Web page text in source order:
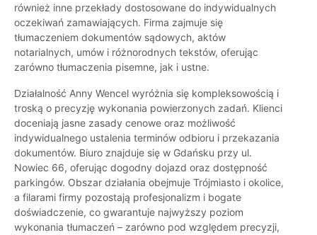
również inne przekłady dostosowane do indywidualnych
oczekiwań zamawiających. Firma zajmuje się
tłumaczeniem dokumentów sądowych, aktów
notarialnych, umów i różnorodnych tekstów, oferując
zarówno tłumaczenia pisemne, jak i ustne.
Działalność Anny Wencel wyróżnia się kompleksowością i
troską o precyzję wykonania powierzonych zadań. Klienci
doceniają jasne zasady cenowe oraz możliwość
indywidualnego ustalenia terminów odbioru i przekazania
dokumentów. Biuro znajduje się w Gdańsku przy ul.
Nowiec 66, oferując dogodny dojazd oraz dostępność
parkingów. Obszar działania obejmuje Trójmiasto i okolice,
a filarami firmy pozostają profesjonalizm i bogate
doświadczenie, co gwarantuje najwyższy poziom
wykonania tłumaczeń – zarówno pod względem precyzji,